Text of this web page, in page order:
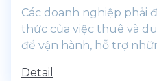
Các doanh nghiệp phải
thức của việc thuê và
để vận hành, hỗ trợ
Detail